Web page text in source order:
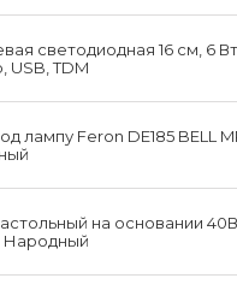
светодиодная 16 см, 6
USB, TDM
лампу Feron DE185 BELL
на основании
Народный